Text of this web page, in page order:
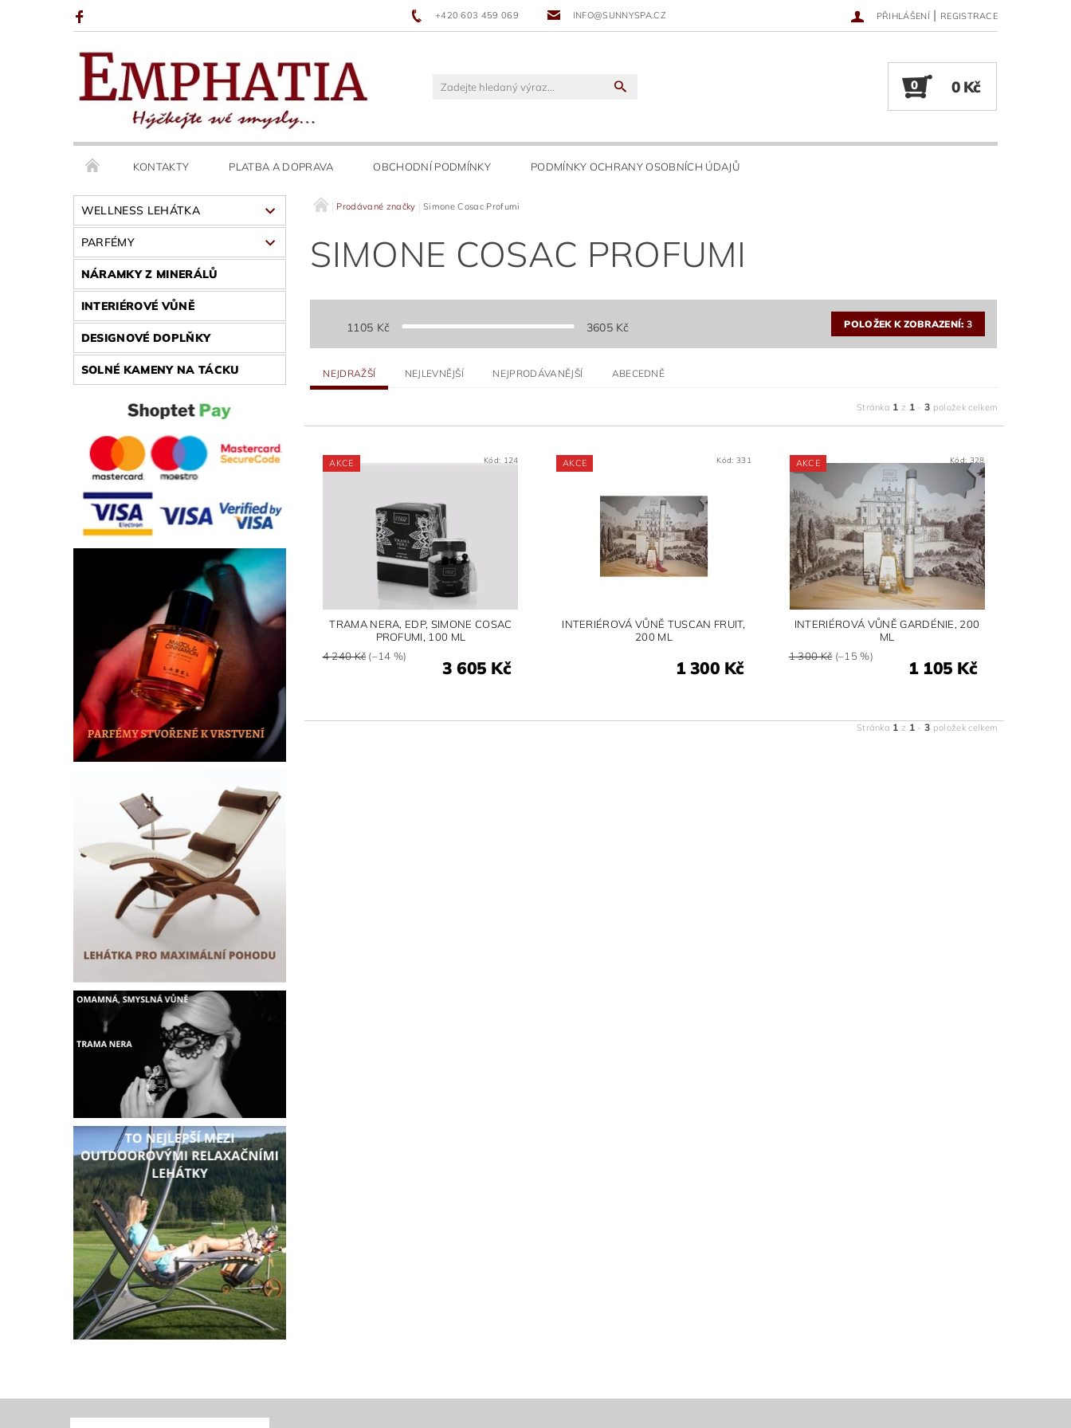
+420 603 459 069 INFO@SUNNYSPA.CZ PŘIHLÁŠENÍ | REGISTRACE
0 0 Kč
KONTAKTY PLATBA A DOPRAVA OBCHODNÍ PODMÍNKY PODMÍNKY OCHRANY OSOBNÍCH ÚDAJŮ
WELLNESS LEHÁTKA
PARFÉMY
NÁRAMKY Z MINERÁLŮ
INTERIÉROVÉ VŮNĚ
DESIGNOVÉ DOPLŇKY
SOLNÉ KAMENY NA TÁCKU
Prodávané značky Simone Cosac Profumi
SIMONE COSAC PROFUMI
1105 Kč 3605Kč POLOŽEK K ZOBRAZENÍ:3
NEJDRAŽŠÍ NEJLEVNĚJŠÍ NEJPRODÁVANĚJŠÍ ABECEDNĚ
Stránka 1 z 1 -3 položek celkem
AKCE Kód: 124
TRAMA NERA, EDP, SIMONE COSAC
PROFUMI, 100 ML
4 240 Kč(–14 %)
3 605 Kč
AKCE Kód: 331
INTERIÉROVÁ VŮNĚ TUSCAN FRUIT,
200 ML
1 300 Kč
AKCE Kód: 328
INTERIÉROVÁ VŮNĚ GARDÉNIE, 200
ML
1 300 Kč(–15 %)
1 105 Kč
Stránka 1 z 1 -3 položek celkem